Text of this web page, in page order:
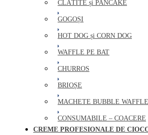
CLĂTITE și PANCAKE
GOGOȘI
HOT DOG și CORN DOG
WAFFLE PE BAT
CHURROS
BRIOȘE
MACHETE BUBBLE WAFFLE
CONSUMABILE – COACERE
CREME PROFESIONALE DE